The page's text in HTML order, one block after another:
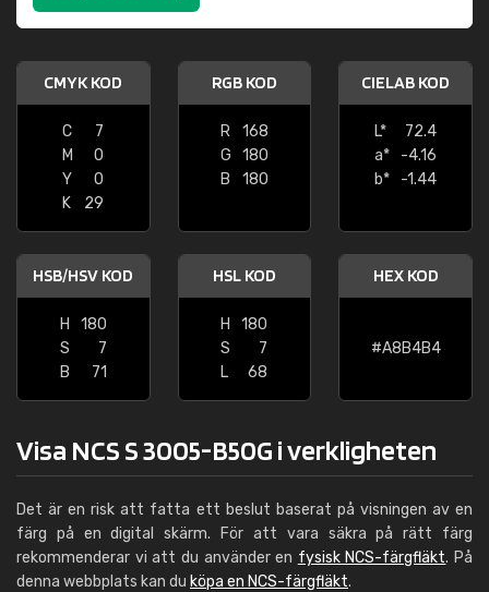
CMYK KOD
C
7
M
0
Y
0
K
29
RGB KOD
R
168
G
180
B
180
CIELAB KOD
L*
72.4
a*
-4.16
b*
-1.44
HSB/HSV KOD
H
180
S
7
B
71
HSL KOD
H
180
S
7
L
68
HEX KOD
#A8B4B4
Visa NCS S 3005-B50G i verkligheten
Det är en risk att fatta ett beslut baserat på visningen av en
färg på en digital skärm. För att vara säkra på rätt färg
rekommenderar vi att du använder en fysisk NCS-färgfläkt. På
denna webbplats kan du köpa en NCS-färgfläkt.